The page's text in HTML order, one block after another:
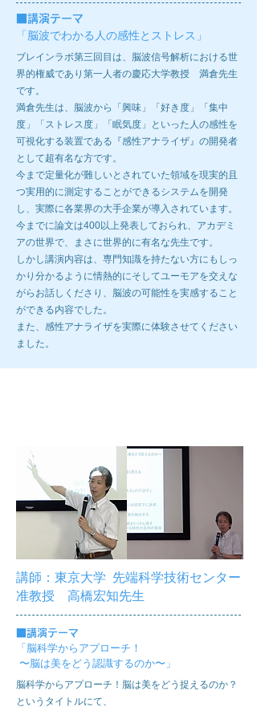
講演テーマ
「脳波でわかる人の感性とストレス」
ブレインラボ第三回目は、脳波信号解析における世
界的権威であり第一人者の慶応大学教授 満倉先生
です。
満倉先生は、脳波から「興味」「好き度」「集中
度」「ストレス度」「眠気度」といった人の感性を
可視化する装置である『感性アナライザ』の開発者
として超有名な方です。
今まで定量化が難しいとされていた領域を現実的且
つ実用的に測定することができるシステムを開発
し、実際に各業界の大手企業が導入されています。
今までに論文は400以上発表しておられ、アカデミ
アの世界で、まさに世界的に有名な先生です。
しかし講演内容は、専門知識を持たない方にもしっ
かり分かるように情熱的にそしてユーモアを交えな
がらお話しくださり、脳波の可能性を実感すること
ができる内容でした。
また、感性アナライザを実際に体験させてください
ました。
講師：東京大学 先端科学技術センター
准教授 高橋宏知先生
講演テーマ
「脳科学からアプローチ！
〜脳は美をどう認識するのか〜」
脳科学からアプローチ！脳は美をどう捉えるのか？
というタイトルにて、